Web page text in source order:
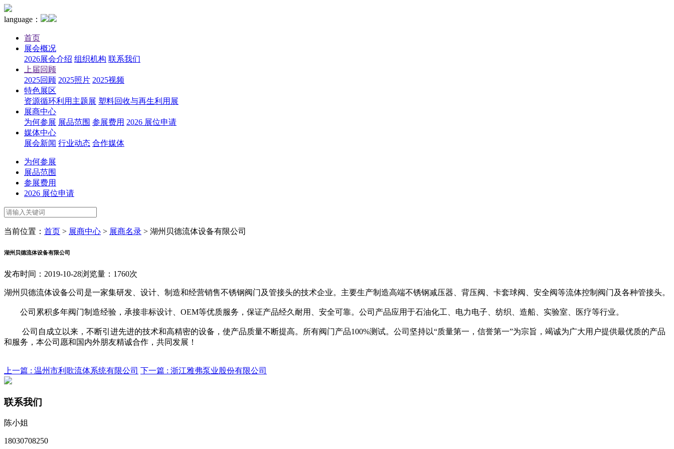
language：
首页
展会概况
2026展会介绍 组织机构 联系我们
上届回顾
2025回顾 2025照片 2025视频
特色展区
资源循环利用主题展 塑料回收与再生利用展
展商中心
为何参展 展品范围 参展费用 2026 展位申请
媒体中心
展会新闻 行业动态 合作媒体
为何参展
展品范围
参展费用
2026 展位申请
当前位置： 首页 > 展商中心 > 展商名录 > 湖州贝德流体设备有限公司
湖州贝德流体设备有限公司
发布时间：2019-10-28浏览量：1760次
湖州贝德流体设备公司是一家集研发、设计、制造和经营销售不锈钢阀门及管接头的技术企业。主要生产制造高端不锈钢减压器、背压阀、卡套球阀、安全阀等流体控制阀门及各种管接头。
公司累积多年阀门制造经验，承接非标设计、OEM等优质服务，保证产品经久耐用、安全可靠。公司产品应用于石油化工、电力电子、纺织、造船、实验室、医疗等行业。
公司自成立以来，不断引进先进的技术和高精密的设备，使产品质量不断提高。所有阀门产品100%测试。公司坚持以“质量第一，信誉第一”为宗旨，竭诚为广大用户提供最优质的产品
和服务，本公司愿和国内外朋友精诚合作，共同发展！
上一篇 : 温州市利歌流体系统有限公司 下一篇 : 浙江雅弗泵业股份有限公司
联系我们
陈小姐
18030708250